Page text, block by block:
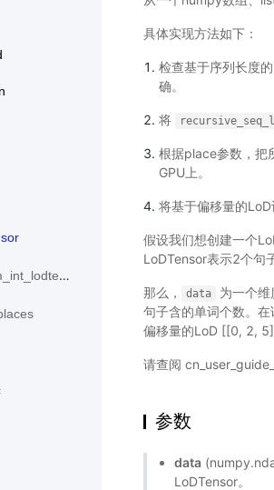
具体实现方法如下：
检查基于序列长度
确。
将
根据place参数，把
GPU上。
将基于偏移量的
假设我们想创建一个
LoDTensor表示2个句
那么， data
为一个
句子含的单词个数。
偏移量的LoD [[0, 2,
请查阅
参数
data
LoDTensor。